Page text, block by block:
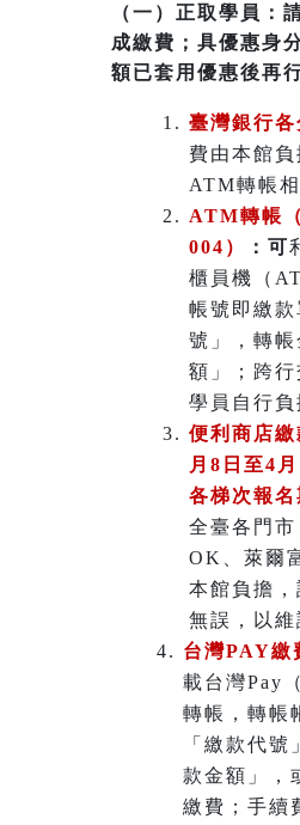
（一） 正取學員：
成繳費；具優惠身
額已套用優惠後再
臺灣銀行
費由本館
ATM轉帳相
ATM轉帳
004）
：可
櫃員機（
帳號即繳
號」，轉
額」；跨
學員自行負
便利商店
月8日至4
各梯次報名
全臺各門市
OK、萊爾
本館負擔
無誤，以維
台灣PAY繳
載台灣Pay
轉帳，轉帳
「繳款代
款金額」，
繳費；手續